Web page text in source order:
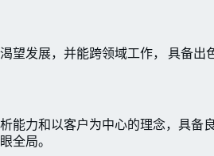
望发展，并能跨领域工作， 具备出
能力和以客户为中心的理念，具备
全局。